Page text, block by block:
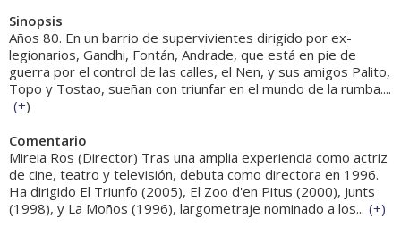
Sinopsis
Años 80. En un barrio de supervivientes dirigido por ex-
legionarios, Gandhi, Fontán, Andrade, que está en pie de
guerra por el control de las calles, el Nen, y sus amigos Palito,
Topo y Tostao, sueñan con triunfar en el mundo de la rumba....
(+)
Comentario
Mireia Ros (Director) Tras una amplia experiencia como actriz
de cine, teatro y televisión, debuta como directora en 1996.
Ha dirigido El Triunfo (2005), El Zoo d'en Pitus (2000), Junts
(1998), y La Moños (1996), largometraje nominado a los... (+)